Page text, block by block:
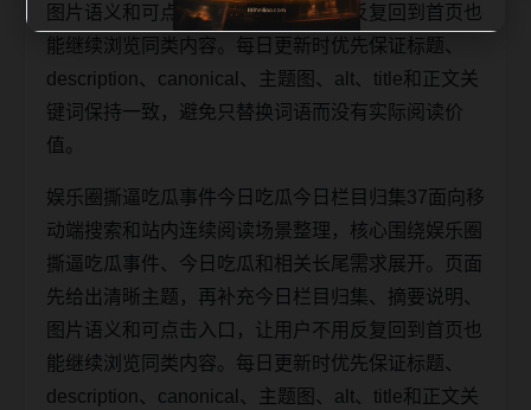
图片语义和可点击入口，让用户不用反复回到首页也
能继续浏览同类内容。每日更新时优先保证标题、
description、canonical、主题图、alt、title和正文关
键词保持一致，避免只替换词语而没有实际阅读价
值。
娱乐圈撕逼吃瓜事件今日吃瓜今日栏目归集37面向移
动端搜索和站内连续阅读场景整理，核心围绕娱乐圈
撕逼吃瓜事件、今日吃瓜和相关长尾需求展开。页面
先给出清晰主题，再补充今日栏目归集、摘要说明、
图片语义和可点击入口，让用户不用反复回到首页也
能继续浏览同类内容。每日更新时优先保证标题、
description、canonical、主题图、alt、title和正文关